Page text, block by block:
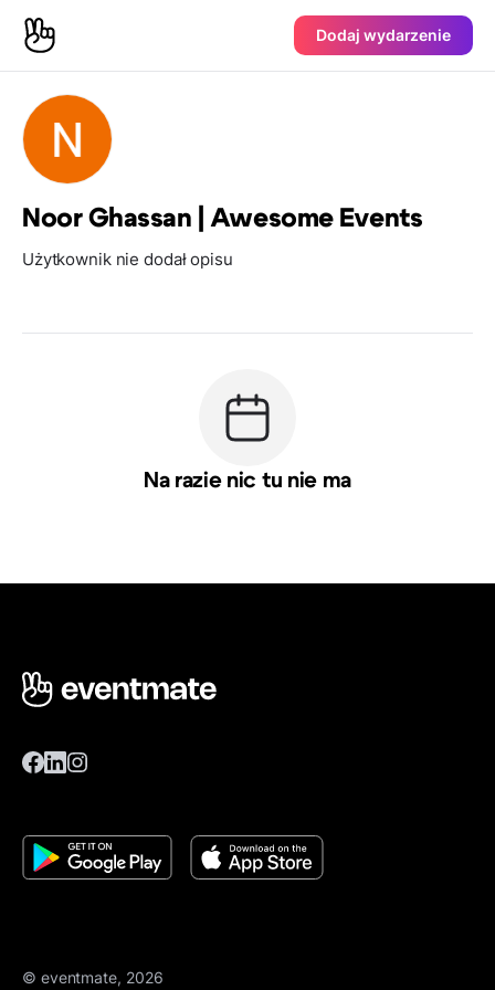
Dodaj wydarzenie
Noor Ghassan | Awesome Events
Użytkownik nie dodał opisu
Na razie nic tu nie ma
© eventmate, 2026